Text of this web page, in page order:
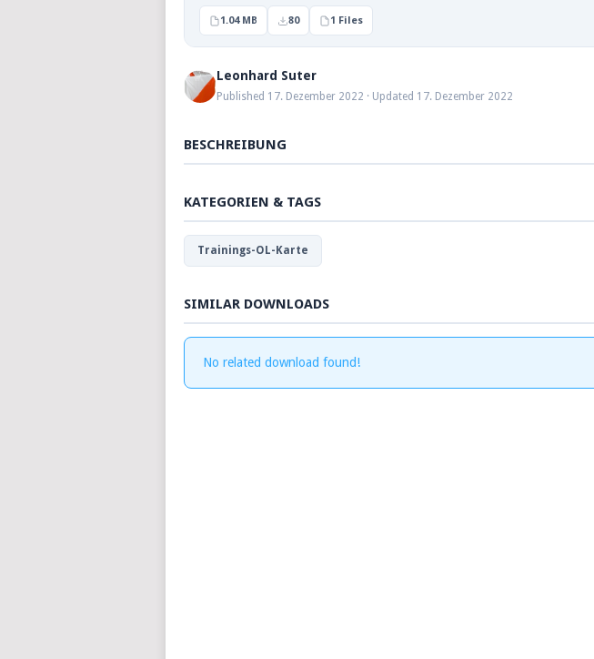
1.04 MB 80 1 Files
Leonhard Suter
Published 17. Dezember 2022 · Updated 17. Dezember 2022
BESCHREIBUNG
KATEGORIEN & TAGS
Trainings-OL-Karte
SIMILAR DOWNLOADS
No related download found!